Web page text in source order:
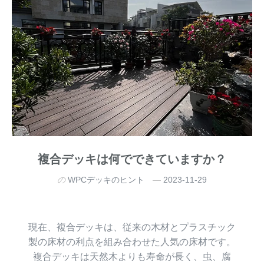
複合デッキは何でできていますか？
のWPCデッキのヒント 2023-11-29
現在、複合デッキは、従来の木材とプラスチック
製の床材の利点を組み合わせた人気の床材です。
複合デッキは天然木よりも寿命が長く、虫、腐